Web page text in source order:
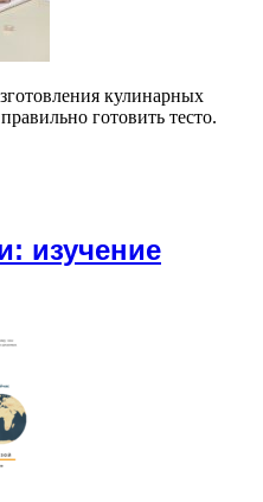
кулинарных
готовить тесто.
изучение